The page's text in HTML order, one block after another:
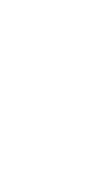
deshalb bleibt der
Water Dive Resort genauso,
Minisafaris finden ebenfalls
James & Mac Diving